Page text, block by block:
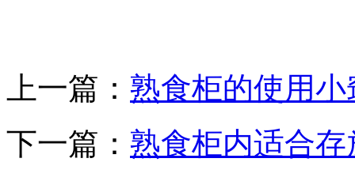
上一篇： 熟食柜的使用
下一篇： 熟食柜内适合